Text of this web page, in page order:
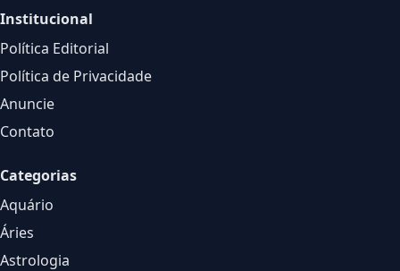
Institucional
Política Editorial
Política de Privacidade
Anuncie
Contato
Categorias
Aquário
Áries
Astrologia